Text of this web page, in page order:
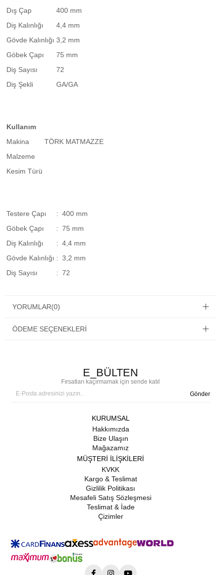
Dış Çap
400 mm
Diş Kalınlığı
4,4 mm
Gövde Kalınlığı 3,2 mm
Göbek Çapı
75 mm
Diş Sayısı
72
Diş Şekli
GA/GA
Kullanım
Makina
TÖRK MATMAZZE
Malzeme
Kesim Türü
Testere Çapı
: 400 mm
Göbek Çapı
: 75 mm
Diş Kalınlığı
: 4,4 mm
Gövde Kalınlığı : 3,2 mm
Diş Sayısı
: 72
YORUMLAR(0)
ÖDEME SEÇENEKLERI
E_BÜLTEN
Fırsatları kaçırmamak için sende katıl
Gönder
KURUMSAL
Hakkımızda
Bize Ulaşın
Mağazamız
MÜŞTERİ İLİŞKİLERİ
KVKK
Kargo & Teslimat
Gizlilik Politikası
Mesafeli Satış Sözleşmesi
Teslimat & İade
Çizimler